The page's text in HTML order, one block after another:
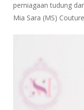
perniagaan tudung
Mia Sara (MS)